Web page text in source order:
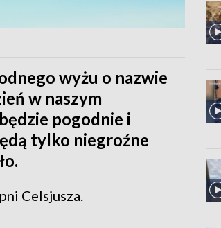
wyżu o nazwie
w naszym
pogodnie i
tylko niegroźne
Celsjusza.